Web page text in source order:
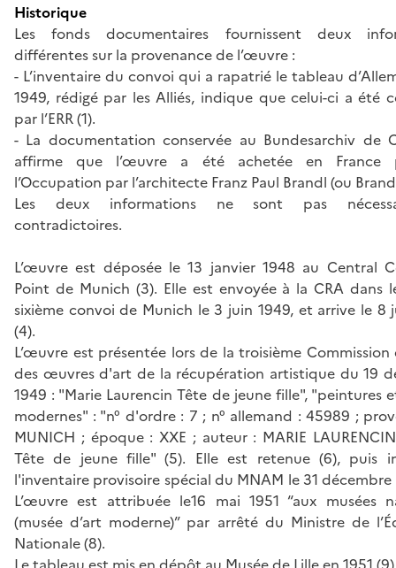
Historique
Les fonds documentaires fournissent deux
différentes sur la provenance de l’œuvre :
- L’inventaire du convoi qui a rapatrié le tableau
1949, rédigé par les Alliés, indique que celui-ci a été
par l’ERR (1).
- La documentation conservée au Bundesarchiv de
affirme que l’œuvre a été achetée en France
l’Occupation par l’architecte Franz Paul Brandl (ou
Les deux informations ne sont pas
contradictoires.
L’œuvre est déposée le 13 janvier 1948 au Central
Point de Munich (3). Elle est envoyée à la CRA dans
sixième convoi de Munich le 3 juin 1949, et arrive le 8
(4).
L’œuvre est présentée lors de la troisième
des œuvres d'art de la récupération artistique du 19
1949 : "Marie Laurencin Tête de jeune fille", "peintures
modernes" : "n° d'ordre : 7 ; n° allemand : 45989 ;
MUNICH ; époque : XXE ; auteur : MARIE
Tête de jeune fille" (5). Elle est retenue (6), puis
l'inventaire provisoire spécial du MNAM le 31 décembre
L’œuvre est attribuée le16 mai 1951 “aux musées
(musée d’art moderne)” par arrêté du Ministre de
Nationale (8).